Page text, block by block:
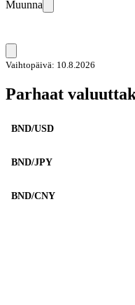
Muunna
Vaihtopäivä: 10.8.2026
Parhaat
BND/USD
BND/JPY
BND/CNY